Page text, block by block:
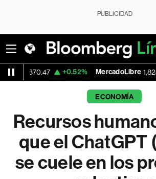
PUBLICIDAD
+0.52% MercadoLibre 1,824.26 -
ECONOMÍA
Recursos
que el ChatGPT
se cuele en los